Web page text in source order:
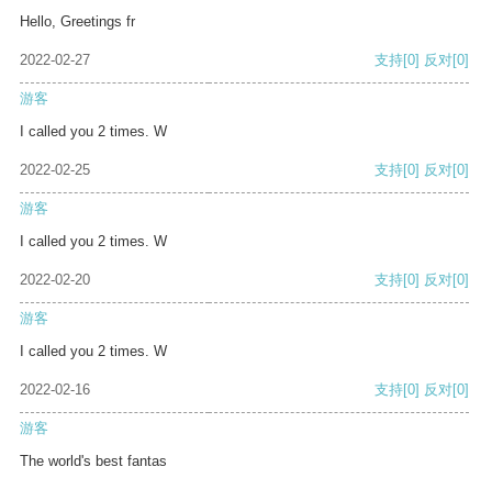
Hello, Greetings fr
2022-02-27 支持[0] 反对[0]
游客
I called you 2 times. W
2022-02-25 支持[0] 反对[0]
游客
I called you 2 times. W
2022-02-20 支持[0] 反对[0]
游客
I called you 2 times. W
2022-02-16 支持[0] 反对[0]
游客
The world's best fantas